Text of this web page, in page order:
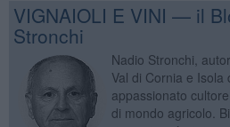
VIGNAIOLI E VINI — il
Stronchi
Nadio Stronchi,
Val di Cornia e Isola
appassionato
di mondo agricolo.